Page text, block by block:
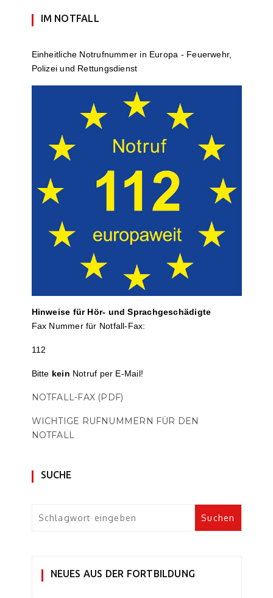
IM NOTFALL
Einheit­li­che Notruf­num­mer in Europa - Feuerwehr,
Polizei und Rettungs­dienst
Hinweise für Hör- und Sprach­ge­schä­digte
Fax Nummer für Notfall-Fax:
112
Bitte kein Notruf per E-Mail!
NOTFALL-FAX (PDF)
WICHTIGE RUFNUMMERN FÜR DEN
NOTFALL
SUCHE
NEUES AUS DER FORTBILDUNG